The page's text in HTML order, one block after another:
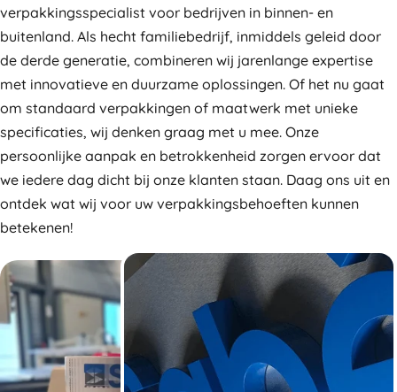
verpakkingsspecialist voor bedrijven in binnen- en
buitenland. Als hecht familiebedrijf, inmiddels geleid door
de derde generatie, combineren wij jarenlange expertise
met innovatieve en duurzame oplossingen. Of het nu gaat
om standaard verpakkingen of maatwerk met unieke
specificaties, wij denken graag met u mee. Onze
persoonlijke aanpak en betrokkenheid zorgen ervoor dat
we iedere dag dicht bij onze klanten staan. Daag ons uit en
ontdek wat wij voor uw verpakkingsbehoeften kunnen
betekenen!